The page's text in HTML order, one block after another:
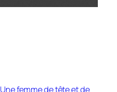
Une femme de tête et de